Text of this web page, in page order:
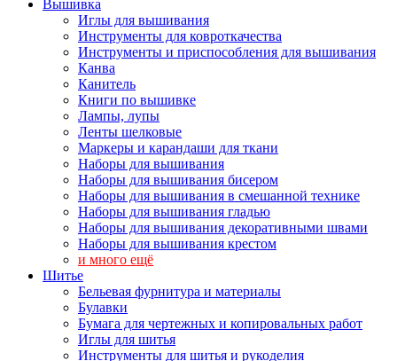
Вышивка
Иглы для вышивания
Инструменты для ковроткачества
Инструменты и приспособления для вышивания
Канва
Канитель
Книги по вышивке
Лампы, лупы
Ленты шелковые
Маркеры и карандаши для ткани
Наборы для вышивания
Наборы для вышивания бисером
Наборы для вышивания в смешанной технике
Наборы для вышивания гладью
Наборы для вышивания декоративными швами
Наборы для вышивания крестом
и много ещё
Шитье
Бельевая фурнитура и материалы
Булавки
Бумага для чертежных и копировальных работ
Иглы для шитья
Инструменты для шитья и рукоделия